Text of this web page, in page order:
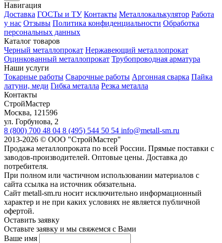
Навигация
Доставка ГОСТы и ТУ Контакты Металлокалькулятор Работа
у нас Отзывы Политика конфиденциальности Обработка
персональных данных
Каталог товаров
Черный металлопрокат Нержавеющий металлопрокат
Оцинкованный металлопрокат Трубопроводная арматура
Наши услуги
Токарные работы Сварочные работы Аргонная сварка Пайка
латуни, меди Гибка металла Резка металла
Контакты
СтройМастер
Москва, 121596
ул. Горбунова, 2
8 (800) 700 48 04 8 (495) 544 50 54 info@metall-sm.ru
2013-2026 © ООО "СтройМастер"
Продажа металлопроката по всей России. Прямые поставки с
заводов-производителей. Оптовые цены. Доставка до
потребителя.
При полном или частичном использовании материалов с
сайта ссылка на источник обязательна.
Сайт metall-sm.ru носит исключительно информационный
характер и не при каких условиях не является публичной
офертой.
Оставить заявку
Оставьте заявку и мы свяжемся с Вами
Ваше имя